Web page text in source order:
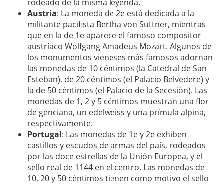
rodeado de la misma leyenda.
Austria: La moneda de 2e está dedicada a la
militante pacifista Bertha von Suttner, mientras
que en la de 1e aparece el famoso compositor
austríaco Wolfgang Amadeus Mozart. Algunos de
los monumentos vieneses más famosos adornan
las monedas de 10 céntimos (la Catedral de San
Esteban), de 20 céntimos (el Palacio Belvedere) y
la de 50 céntimos (el Palacio de la Secesión). Las
monedas de 1, 2 y 5 céntimos muestran una flor
de genciana, un edelweiss y una prímula alpina,
respectivamente.
Portugal: Las monedas de 1e y 2e exhiben
castillos y escudos de armas del país, rodeados
por las doce estrellas de la Unión Europea, y el
sello real de 1144 en el centro. Las monedas de
10, 20 y 50 céntimos tienen como motivo el sello